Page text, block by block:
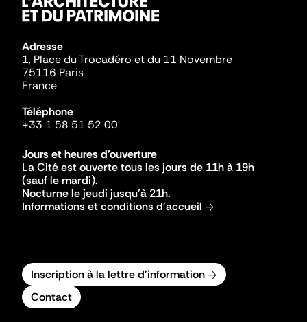
Adresse
1, Place du Trocadéro et du 11 Novembre
75116 Paris
France
Téléphone
+33 1 58 51 52 00
Jours et heures d'ouverture
La Cité est ouverte tous les jours de 11h à 19h
(sauf le mardi).
Nocturne le jeudi jusqu'à 21h.
Informations et conditions d'accueil
Inscription à la lettre d'information
Contact